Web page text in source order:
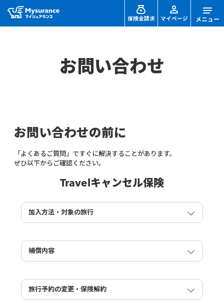
保険金請求 マイページ
お問い合わせ
お問い合わせの前に
「よくあるご質問」ですぐに解決することがあります。
ぜひ以下からご確認ください。
Travelキャンセル保険
加入方法・対象の旅行
加入できる期間を教えてください。
誰を契約者（保険申込者）として加入すればよいです
か？※家族（複数世帯）や友人との旅行の場合
参加しませんが、自分が契約者として保険に加入するこ
とはできますか？
補償内容
補償対象となる場合とならない場合の具体的な例を教え
同行者の１名が旅行に参加できなくなりその１名のみが
キャンセルした場合、旅行参加者全員がキャンセルした
旅行予約の変更・保険解約
ホテルや航空券、ツアーなどの旅行予約を取り直した場